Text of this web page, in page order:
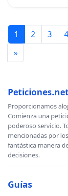
1 2 3 4
»
Peticiones.net
Proporcionamos
Comienza una
poderoso servicio.
mencionadas por
fantástica manera
decisiones.
Guías